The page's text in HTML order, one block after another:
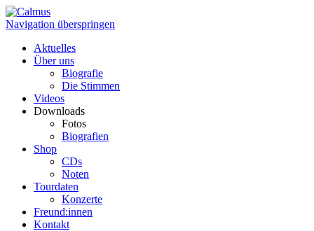
Navigation überspringen
Aktuelles
Über uns
Biografie
Die Stimmen
Videos
Downloads
Fotos
Biografien
Shop
CDs
Noten
Tourdaten
Konzerte
Freund:innen
Kontakt